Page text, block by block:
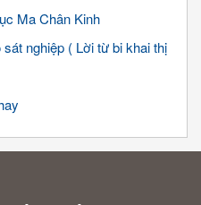
Ma Chân Kinh
nghiệp ( Lời từ bi khai thị